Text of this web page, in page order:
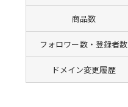
商品数
フォロワー数・登録者数
ドメイン変更履歴